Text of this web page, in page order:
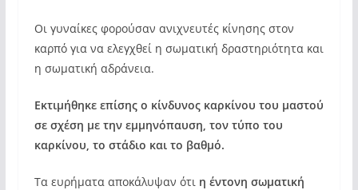
Οι γυναίκες φορούσαν ανιχνευτές κίνησης στον
καρπό για να ελεγχθεί η σωματική δραστηριότητα και
η σωματική αδράνεια.
Εκτιμήθηκε επίσης ο κίνδυνος καρκίνου του μαστού
σε σχέση με την εμμηνόπαυση, τον τύπο του
καρκίνου, το στάδιο και το βαθμό.
Τα ευρήματα αποκάλυψαν ότιη έντονη σωματική